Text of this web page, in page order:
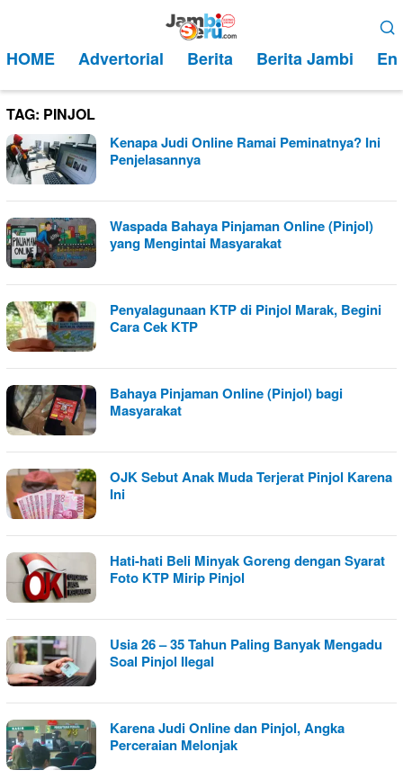
kontenMobile
HOME Advertorial Berita Berita Jambi
TAG: PINJOL
Kenapa Judi Online Ramai Peminatnya? Ini
Penjelasannya
Waspada Bahaya Pinjaman Online (Pinjol)
yang Mengintai Masyarakat
Penyalagunaan KTP di Pinjol Marak, Begini
Cara Cek KTP
Bahaya Pinjaman Online (Pinjol) bagi
Masyarakat
OJK Sebut Anak Muda Terjerat Pinjol Karena
Ini
Hati-hati Beli Minyak Goreng dengan Syarat
Foto KTP Mirip Pinjol
Usia 26 – 35 Tahun Paling Banyak Mengadu
Soal Pinjol Ilegal
Karena Judi Online dan Pinjol, Angka
Perceraian Melonjak